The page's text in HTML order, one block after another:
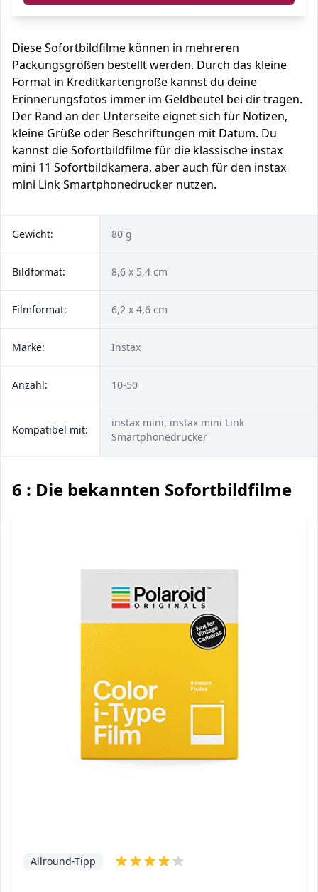
Diese Sofortbildfilme können in mehreren
Packungsgrößen bestellt werden. Durch das kleine
Format in Kreditkartengröße kannst du deine
Erinnerungsfotos immer im Geldbeutel bei dir tragen.
Der Rand an der Unterseite eignet sich für Notizen,
kleine Grüße oder Beschriftungen mit Datum. Du
kannst die Sofortbildfilme für die klassische instax
mini 11 Sofortbildkamera, aber auch für den instax
mini Link Smartphonedrucker nutzen.
Gewicht: 80 g
Bildformat: 8,6 x 5,4 cm
Filmformat: 6,2 x 4,6 cm
Marke: Instax
Anzahl: 10-50
Kompatibel mit:
instax mini, instax mini Link
Smartphonedrucker
6 : Die bekannten Sofortbildfilme
Allround-Tipp